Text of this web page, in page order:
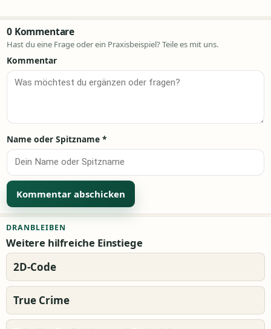
0 Kommentare
Hast du eine Frage oder ein Praxisbeispiel? Teile es mit uns.
Kommentar
Name oder Spitzname *
DRANBLEIBEN
Weitere hilfreiche Einstiege
2D-Code
True Crime